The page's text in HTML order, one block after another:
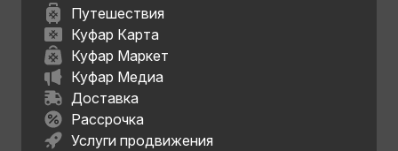
Путешествия
Куфар Карта
Куфар Маркет
Куфар Медиа
Доставка
Рассрочка
Услуги продвижения